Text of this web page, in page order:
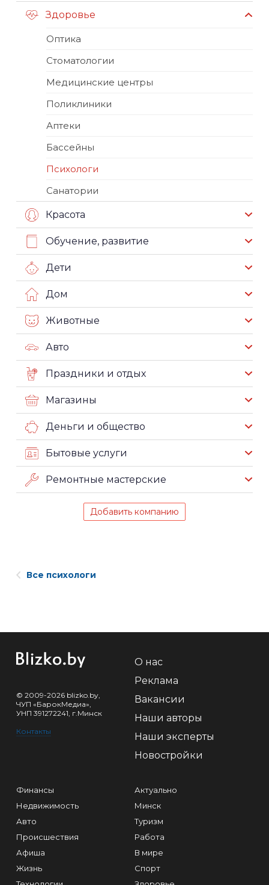
Здоровье
Оптика
Стоматологии
Медицинские центры
Поликлиники
Аптеки
Бассейны
Психологи
Санатории
Красота
Обучение, развитие
Дети
Дом
Животные
Авто
Праздники и отдых
Магазины
Деньги и общество
Бытовые услуги
Ремонтные мастерские
Добавить компанию
Все психологи
© 2009-2026 blizko.by,
ЧУП «БарокМедиа»,
УНП 391272241, г.Минск
Контакты
О нас
Реклама
Вакансии
Наши авторы
Наши эксперты
Новостройки
Финансы
Недвижимость
Авто
Происшествия
Афиша
Жизнь
Актуально
Минск
Туризм
Работа
В мире
Спорт